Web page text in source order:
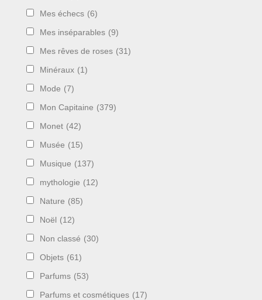
Mes échecs (6)
Mes inséparables (9)
Mes rêves de roses (31)
Minéraux (1)
Mode (7)
Mon Capitaine (379)
Monet (42)
Musée (15)
Musique (137)
mythologie (12)
Nature (85)
Noël (12)
Non classé (30)
Objets (61)
Parfums (53)
Parfums et cosmétiques (17)